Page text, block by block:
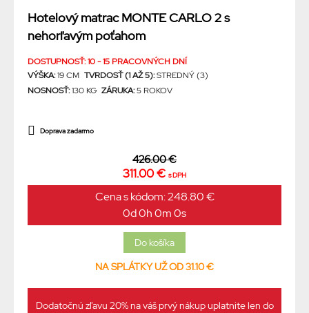
Hotelový matrac MONTE CARLO 2 s
nehorľavým poťahom
DOSTUPNOSŤ: 10 - 15 PRACOVNÝCH DNÍ
VÝŠKA:19 CM TVRDOSŤ (1 AŽ 5):STREDNÝ (3)
NOSNOSŤ:130 KG ZÁRUKA:5 ROKOV
Doprava zadarmo
426.00 €
311.00 € s DPH
Cena s kódom: 248.80 €
0d 0h 0m 0s
NA SPLÁTKY UŽ OD 31.10 €
Dodatočnú zľavu 20% na váš prvý nákup uplatnite len do